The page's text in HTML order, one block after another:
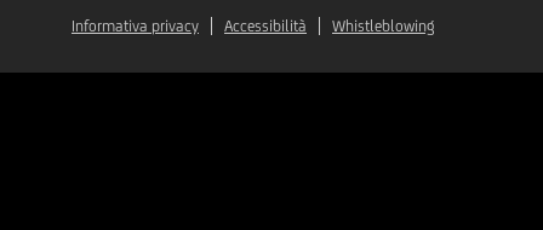
Informativa privacy Accessibilità Whistleblowing